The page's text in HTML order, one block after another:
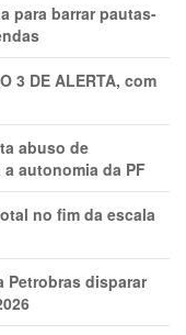
para barrar pautas-
3 DE ALERTA, com
abuso de
autonomia da PF
no fim da escala
Petrobras disparar